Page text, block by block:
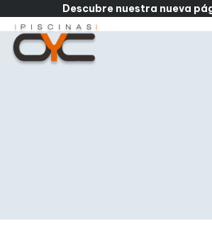
Descubre nuestra nueva